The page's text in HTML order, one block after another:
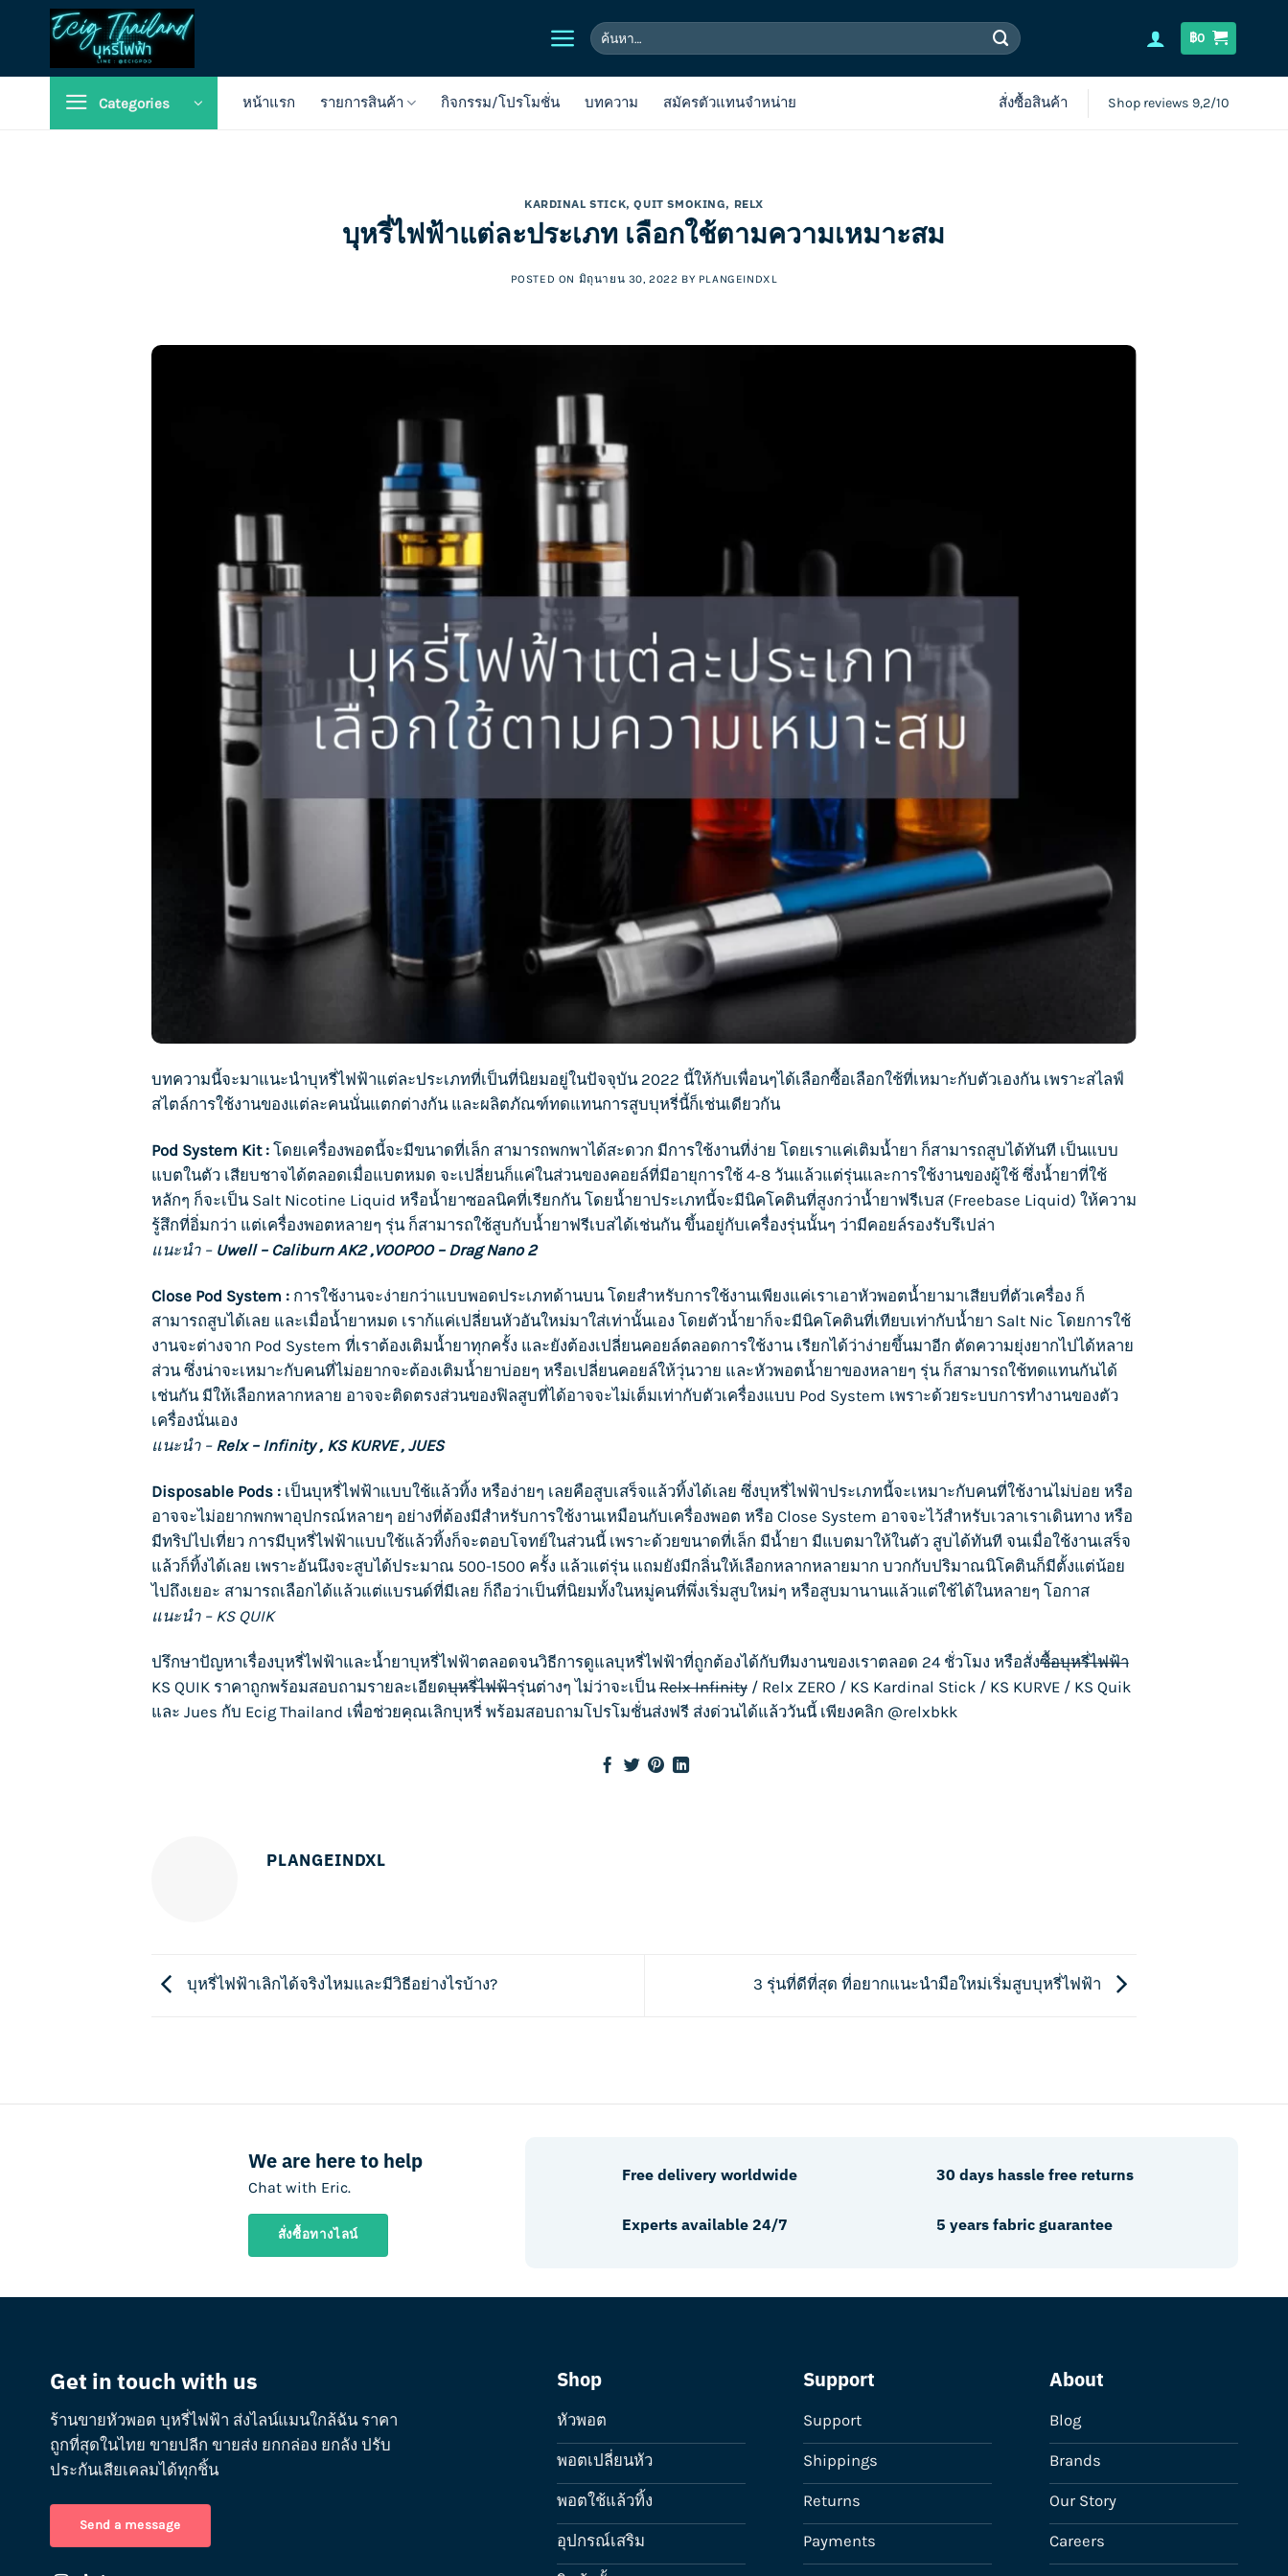
ค้นหา:
฿0
Categories หน้าแรก รายการสินค้า กิจกรรม/โปรโมชั่น บทความ สมัครตัวแทนจำหน่าย สั่งซื้อสินค้า Shop reviews 9,2/10
KARDINAL STICK,QUIT SMOKING, RELX
บุหรี่ไฟฟ้าแต่ละประเภท เลือกใช้ตามความเหมาะสม
POSTED ON มิถุนายน 30, 2022 BY PLANGEINDXL
บทความนี้จะมาแนะนำบุหรี่ไฟฟ้าแต่ละประเภทที่เป็นที่นิยมอยู่ในปัจจุบัน 2022 นี้ให้กับเพื่อนๆได้เลือกซื้อเลือกใช้ที่เหมาะกับตัวเองกัน เพราะสไลฟ์
สไตล์การใช้งานของแต่ละคนนั่นแตกต่างกัน และผลิตภัณฑ์ทดแทนการสูบบุหรี่นี้ก็เช่นเดียวกัน
Pod System Kit :โดยเครื่องพอตนี้จะมีขนาดที่เล็ก สามารถพกพาได้สะดวก มีการใช้งานที่ง่าย โดยเราแค่เติมน้ำยา ก็สามารถสูบได้ทันที เป็นแบบ
แบตในตัว เสียบชาจได้ตลอดเมื่อแบตหมด จะเปลี่ยนก็แค่ในส่วนของคอยล์ที่มีอายุการใช้ 4-8 วันแล้วแต่รุ่นและการใช้งานของผู้ใช้ ซึ่งน้ำยาที่ใช้
หลักๆ ก็จะเป็น Salt Nicotine Liquid หรือน้ำยาซอลนิคที่เรียกกัน โดยน้ำยาประเภทนี้จะมีนิคโคตินที่สูงกว่าน้ำยาฟรีเบส (Freebase Liquid) ให้ความ
รู้สึกที่อิ่มกว่า แต่เครื่องพอตหลายๆ รุ่น ก็สามารถใช้สูบกับน้ำยาฟรีเบสได้เช่นกัน ขึ้นอยู่กับเครื่องรุ่นนั้นๆ ว่ามีคอยล์รองรับรึเปล่า
แนะนำ – Uwell – Caliburn AK2 ,VOOPOO – Drag Nano 2
Close Pod System : การใช้งานจะง่ายกว่าแบบพอดประเภทด้านบน โดยสำหรับการใช้งานเพียงแค่เราเอาหัวพอตน้ำยามาเสียบที่ตัวเครื่อง ก็
สามารถสูบได้เลย และเมื่อน้ำยาหมด เราก้แค่เปลี่ยนหัวอันใหม่มาใส่เท่านั้นเอง โดยตัวน้ำยาก็จะมีนิคโคตินที่เทียบเท่ากับน้ำยา Salt Nic โดยการใช้
งานจะต่างจาก Pod System ที่เราต้องเติมน้ำยาทุกครั้ง และยังต้องเปลี่ยนคอยล์ตลอดการใช้งาน เรียกได้ว่าง่ายขึ้นมาอีก ตัดความยุ่งยากไปได้หลาย
ส่วน ซึ่งน่าจะเหมาะกับคนที่ไม่อยากจะต้องเติมน้ำยาบ่อยๆ หรือเปลี่ยนคอยล์ให้วุ่นวาย และหัวพอตน้ำยาของหลายๆ รุ่น ก็สามารถใช้ทดแทนกันได้
เช่นกัน มีให้เลือกหลากหลาย อาจจะติดตรงส่วนของฟิลสูบที่ได้อาจจะไม่เต็มเท่ากับตัวเครื่องแบบ Pod System เพราะด้วยระบบการทำงานของตัว
เครื่องนั่นเอง
แนะนำ – Relx – Infinity,KS KURVE, JUES
Disposable Pods : เป็นบุหรี่ไฟฟ้าแบบใช้แล้วทิ้ง หรือง่ายๆ เลยคือสูบเสร็จแล้วทิ้งได้เลย ซึ่งบุหรี่ไฟฟ้าประเภทนี้จะเหมาะกับคนที่ใช้งานไม่บ่อย หรือ
อาจจะไม่อยากพกพาอุปกรณ์หลายๆ อย่างที่ต้องมีสำหรับการใช้งานเหมือนกับเครื่องพอต หรือ Close System อาจจะไว้สำหรับเวลาเราเดินทาง หรือ
มีทริปไปเที่ยว การมีบุหรี่ไฟฟ้าแบบใช้แล้วทิ้งก็จะตอบโจทย์ในส่วนนี้ เพราะด้วยขนาดที่เล็ก มีน้ำยา มีแบตมาให้ในตัว สูบได้ทันที จนเมื่อใช้งานเสร็จ
แล้วก็ทิ้งได้เลย เพราะอันนึงจะสูบได้ประมาณ 500-1500 ครั้ง แล้วแต่รุ่น แถมยังมีกลิ่นให้เลือกหลากหลายมาก บวกกับปริมาณนิโคตินก็มีตั้งแต่น้อย
ไปถึงเยอะ สามารถเลือกได้แล้วแต่แบรนด์ที่มีเลย ก็ถือว่าเป็นที่นิยมทั้งในหมู่คนที่พึ่งเริ่มสูบใหม่ๆ หรือสูบมานานแล้วแต่ใช้ได้ในหลายๆ โอกาส
แนะนำ – KS QUIK
ปรึกษาปัญหาเรื่องบุหรี่ไฟฟ้าและน้ำยาบุหรี่ไฟฟ้าตลอดจนวิธีการดูแลบุหรี่ไฟฟ้าที่ถูกต้องได้กับทีมงานของเราตลอด 24 ชั่วโมง หรือสั่งซื้อบุหรี่ไฟฟ้า
KS QUIKราคาถูกพร้อมสอบถามรายละเอียดบุหรี่ไฟฟ้ารุ่นต่างๆ ไม่ว่าจะเป็นRelx Infinity/ Relx ZERO / KS Kardinal Stick/ KS KURVE/ KS Quik
และ Jues กับ Ecig Thailand เพื่อช่วยคุณเลิกบุหรี่ พร้อมสอบถามโปรโมชั่นส่งฟรี ส่งด่วนได้แล้ววันนี้ เพียงคลิก @relxbkk
PLANGEINDXL
บุหรี่ไฟฟ้าเลิกได้จริงไหมและมีวิธีอย่างไรบ้าง? 3 รุ่นที่ดีที่สุด ที่อยากแนะนำมือใหม่เริ่มสูบบุหรี่ไฟฟ้า
We are here to help
Chat with Eric.
สั่งซื้อทางไลน์
Free delivery worldwide
Experts available 24/7
30 days hassle free returns
5 years fabric guarantee
Get in touch with us
ร้านขายหัวพอต บุหรี่ไฟฟ้า ส่งไลน์แมนใกล้ฉัน ราคา
ถูกที่สุดในไทย ขายปลีก ขายส่ง ยกกล่อง ยกลัง ปรับ
ประกันเสียเคลมได้ทุกชิ้น
Send a message
Shop
หัวพอต
พอตเปลี่ยนหัว
พอตใช้แล้วทิ้ง
อุปกรณ์เสริม
Support
Support
Shippings
Returns
Payments
About
Blog
Brands
Our Story
Careers